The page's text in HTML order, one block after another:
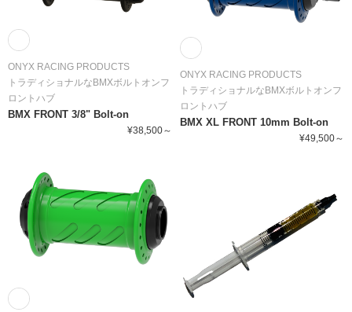
ONYX RACING PRODUCTS
トラディショナルなBMXボルトオンフ
ロントハブ
BMX FRONT 3/8" Bolt-on
¥38,500～
ONYX RACING PRODUCTS
トラディショナルなBMXボルトオンフ
ロントハブ
BMX XL FRONT 10mm Bolt-on
¥49,500～